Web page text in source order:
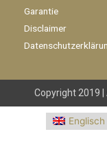
Garantie
Disclaimer
Copyright 2019 |
Englisch